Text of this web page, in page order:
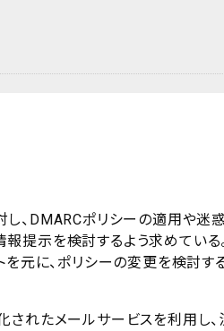
、DMARCポリシーの適用や迷
提示を検討するよう求めている
元に、ポリシーの変更を検討す
されたメールサービスを利用し